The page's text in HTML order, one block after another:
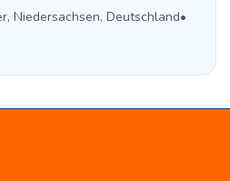
Niedersachsen, Deutschland•